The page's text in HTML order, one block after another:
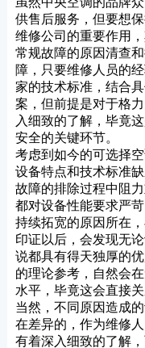
供售后服务，但要想
维修公司的重要作用
常规故障的原因清查
障，只要维修人员的
家的技术标准，结合
案，但前提是对于格
入细致的了解，毕竟
安全的关键环节。
考虑到如今的可选择
设备特点和技术标准
故障的排除过程中阻
都对设备性能要求严
持续拓宽的原因所在
印证以后，会发现无
说都具有得天独厚的
的理论参考，自然会
水平，毕竟这会直接
当然，不同原因造成
在差异的，作为维修
有着深入细致的了解